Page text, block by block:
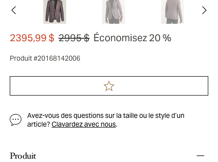
2395,99 $ 2995 $ Économisez 20 %
Produit #20168142006
Avez-vous des questions sur la taille ou le style d’un
article?Clavardez avec nous.
Produit